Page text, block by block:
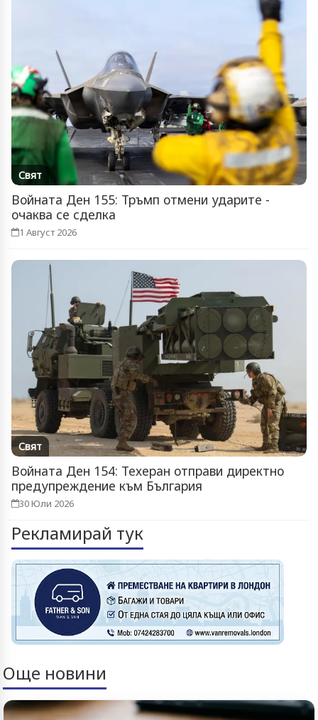
Свят
Войната Ден 155: Тръмп отмени ударите -
очаква се сделка
1 Август 2026
Свят
Войната Ден 154: Техеран отправи директно
предупреждение към България
30 Юли 2026
Рекламирай тук
Още новини